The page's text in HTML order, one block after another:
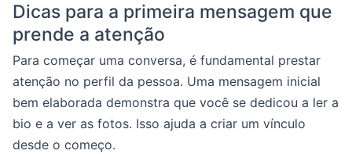
Dicas para a primeira mensagem que
prende a atenção
Para começar uma conversa, é fundamental prestar
atenção no perfil da pessoa. Uma mensagem inicial
bem elaborada demonstra que você se dedicou a ler a
bio e a ver as fotos. Isso ajuda a criar um vínculo
desde o começo.